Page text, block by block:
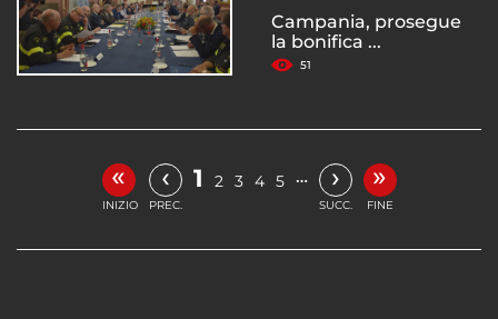
Campania, prosegue
la bonifica ...
51
«
INIZIO
‹
PREC.
1 2 3 4 5 … ›
SUCC.
»
FINE